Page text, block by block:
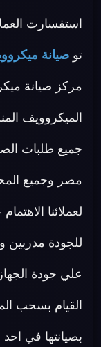
استفسارت
تو صيانة
مركز صيانة
الميكروويف
جميع طلبات
مصر وجميع
لعملائنا
للجودة مدربين
علي جودة
القيام بسحب
بصيانتها في